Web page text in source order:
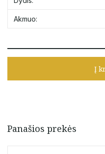
Akmuo:
Į
Panašios prekės